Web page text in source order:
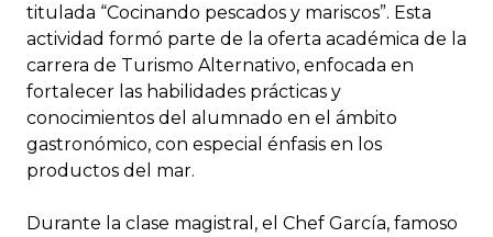
titulada “Cocinando pescados y mariscos”. Esta
actividad formó parte de la oferta académica de la
carrera de Turismo Alternativo, enfocada en
fortalecer las habilidades prácticas y
conocimientos del alumnado en el ámbito
gastronómico, con especial énfasis en los
productos del mar.
Durante la clase magistral, el Chef García, famoso